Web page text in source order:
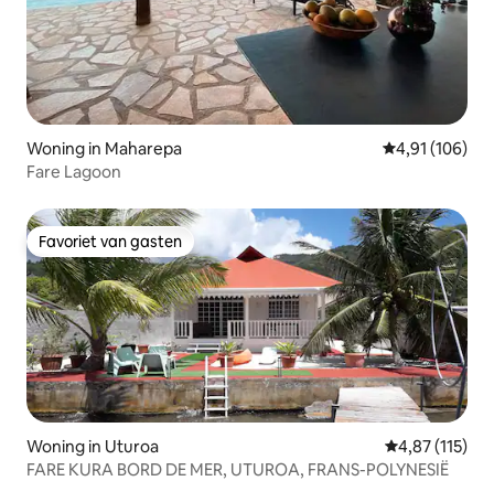
Woning in Maharepa Gemiddelde
4,91 (106)
Fare Lagoon
Favoriet van gasten
Favoriet van gasten
Woning in Uturoa Gemiddelde
4,87 (115)
FARE KURA BORD DE MER, UTUROA, FRANS-POLYNESIË